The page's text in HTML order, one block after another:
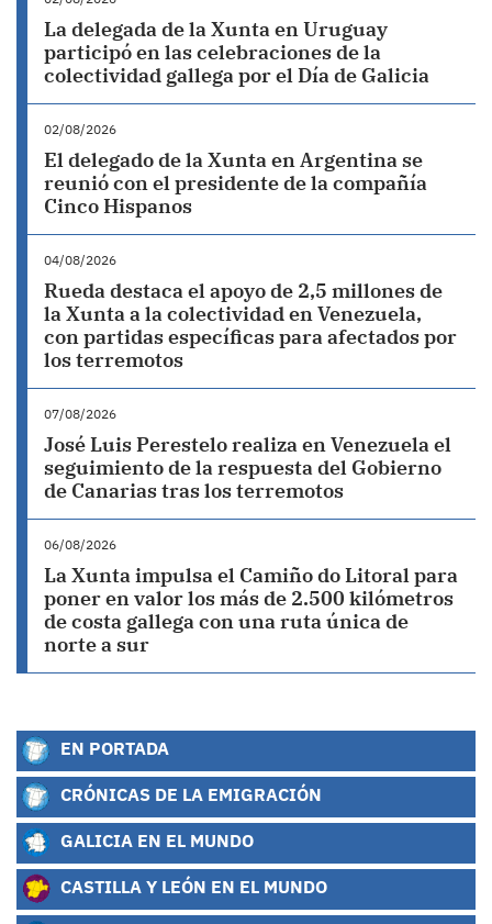
La delegada de la Xunta en Uruguay
participó en las celebraciones de la
colectividad gallega por el Día de Galicia
02/08/2026
El delegado de la Xunta en Argentina se
reunió con el presidente de la compañía
Cinco Hispanos
04/08/2026
Rueda destaca el apoyo de 2,5 millones de
la Xunta a la colectividad en Venezuela,
con partidas específicas para afectados por
los terremotos
07/08/2026
José Luis Perestelo realiza en Venezuela el
seguimiento de la respuesta del Gobierno
de Canarias tras los terremotos
06/08/2026
La Xunta impulsa el Camiño do Litoral para
poner en valor los más de 2.500 kilómetros
de costa gallega con una ruta única de
norte a sur
EN PORTADA
CRÓNICAS DE LA EMIGRACIÓN
GALICIA EN EL MUNDO
CASTILLA Y LEÓN EN EL MUNDO